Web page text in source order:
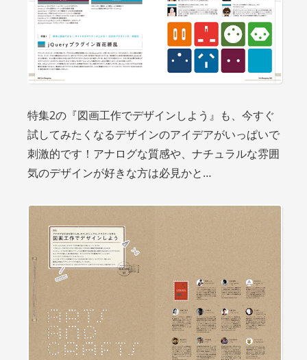
特集2の『図画工作でデザインしよう』も、今すぐ
試してみたくなるデザインのアイデアがいっぱいで
刺激的です！アナログな質感や、ナチュラルな雰囲
気のデザインが好きな方は必見かと…